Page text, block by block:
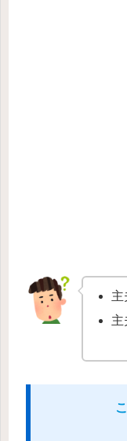
主
主